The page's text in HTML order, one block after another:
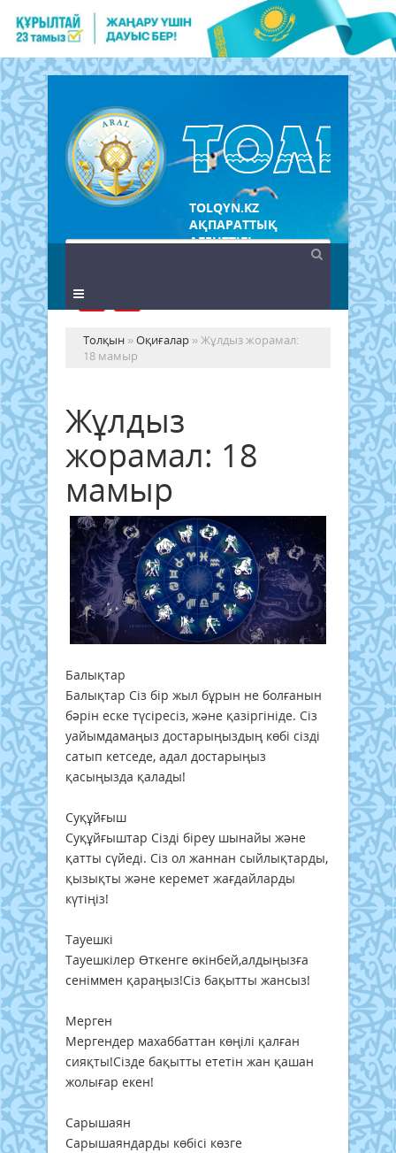
TOLQYN.KZ
АҚПАРАТТЫҚ
АГЕНТТІГІ
Толқын »Оқиғалар » Жұлдыз жорамал:
18 мамыр
Жұлдыз
жорамал: 18
мамыр
Балықтар
Балықтар Сіз бір жыл бұрын не болғанын
бәрін еске түсіресіз, және қазіргініде. Сіз
уайымдамаңыз достарыңыздың көбі сізді
сатып кетседе, адал достарыңыз
қасыңызда қалады!
Суқұйғыш
Суқұйғыштар Сізді біреу шынайы және
қатты сүйеді. Сіз ол жаннан сыйлықтарды,
қызықты және керемет жағдайларды
күтіңіз!
Тауешкі
Тауешкілер Өткенге өкінбей,алдыңызға
сеніммен қараңыз!Сіз бақытты жансыз!
Мерген
Мергендер махаббаттан көңілі қалған
сияқты!Сізде бақытты ететін жан қашан
жолығар екен!
Сарышаян
Сарышаяндарды көбісі көзге